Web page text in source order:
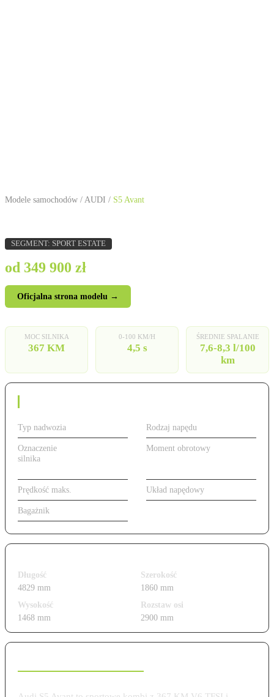
Modele samochodów / AUDI / S5 Avant
SEGMENT: SPORT ESTATE
od 349 900 zł
Oficjalna strona modelu →
MOC SILNIKA
367 KM
0-100 KM/H
4,5 s
ŚREDNIE SPALANIE
7,6-8,3 l/100
km
Typ nadwozia Rodzaj napędu
Oznaczenie
silnika
Moment obrotowy
Prędkość maks. Układ napędowy
Bagażnik
Długość
4829 mm
Szerokość
1860 mm
Wysokość
1468 mm
Rozstaw osi
2900 mm